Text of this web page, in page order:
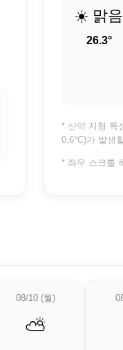
☀️ 맑음
26.3°
* 산악 지형 특
0.6°C)가 발생
* 좌우 스크롤
08/10 (월)
⛅